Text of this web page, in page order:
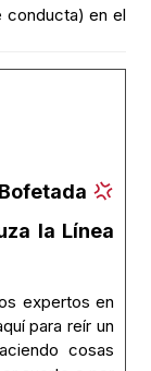
conducta) en el
la Línea
expertos en
para reír un
cosas